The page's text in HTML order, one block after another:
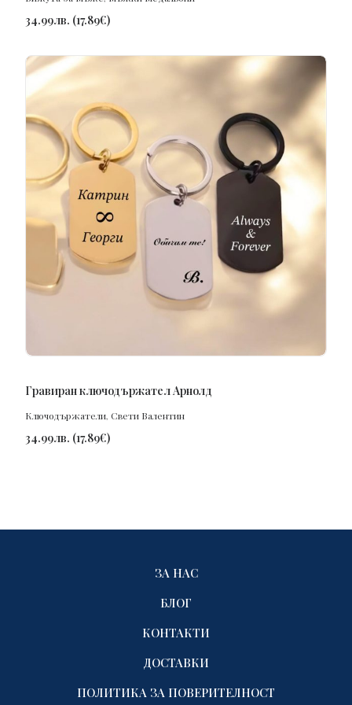
34.99лв. (17.89€)
ПОРЪЧАЙ
Гравиран ключодържател Арнолд
Ключодържатели, Свети Валентин
34.99лв. (17.89€)
ЗА НАС
БЛОГ
КОНТАКТИ
ДОСТАВКИ
ПОЛИТИКА ЗА ПОВЕРИТЕЛНОСТ